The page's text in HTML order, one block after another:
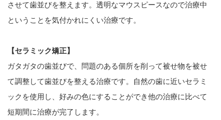
させて歯並びを整えます。透明なマウスピースなので治療中
ということを気付かれにくい治療です。
【セラミック矯正】
ガタガタの歯並びで、問題のある個所を削って被せ物を被せ
て調整して歯並びを整える治療です。自然の歯に近いセラミ
ックを使用し、好みの色にすることができ他の治療に比べて
短期間に治療が完了します。